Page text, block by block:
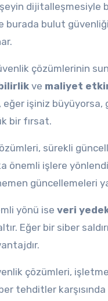
burada bulut
çözümlerinin
ve maliyet
eğer işiniz
bir fırsat.
sürekli
işlere
güncellemeleri
yönü ise veri
Eğer bir siber
çözümleri,
tehditler